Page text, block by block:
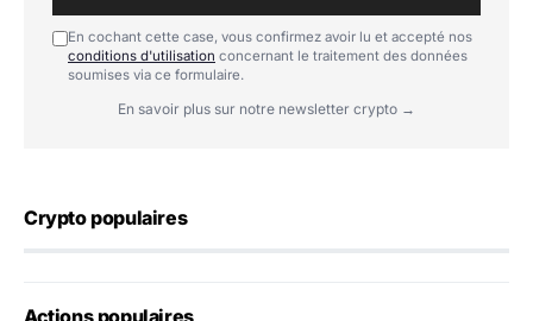
En cochant cette case, vous confirmez avoir lu et accepté nos
conditions d'utilisation concernant le traitement des données
soumises via ce formulaire.
En savoir plus sur notre newsletter crypto →
Crypto populaires